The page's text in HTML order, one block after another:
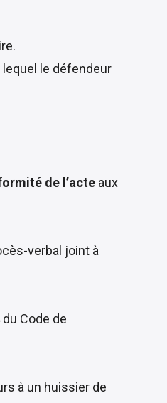
lequel le défendeur
de l’acte aux
verbal joint à
Code de
à un huissier de